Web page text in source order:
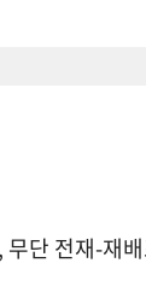
단 전재-재